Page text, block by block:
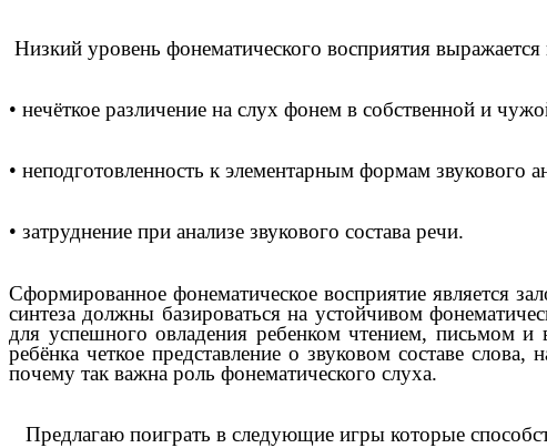
Низкий уровень фонематического восприятия выражается
• нечёткое различение на слух фонем в собственной и
• неподготовленность к элементарным формам звукового
• затруднение при анализе звукового состава речи.
Сформированное фонематическое восприятие является
синтеза должны базироваться на устойчивом
для успешного овладения ребенком чтением, письмом
ребёнка четкое представление о звуковом составе
почему так важна роль фонематического слуха.
Предлагаю поиграть в следующие игры которые